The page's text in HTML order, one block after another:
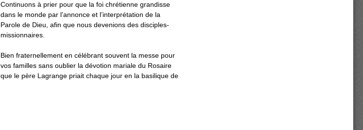
Continuons à prier pour que la foi chrétienne grandisse
dans le monde par l’annonce et l’interprétation de la
Parole de Dieu, afin que nous devenions des disciples-
missionnaires.
Bien fraternellement en célébrant souvent la messe pour
vos familles sans oublier la dévotion mariale du Rosaire
que le père Lagrange priait chaque jour en la basilique de